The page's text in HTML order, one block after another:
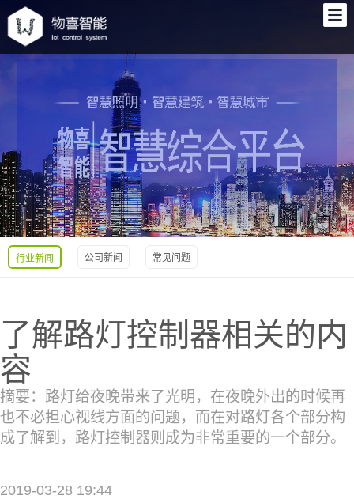
行业新闻 公司新闻 常见问题
了解路灯控制器相关的内
容
摘要：路灯给夜晚带来了光明，在夜晚外出的时候再
也不必担心视线方面的问题，而在对路灯各个部分构
成了解到，路灯控制器则成为非常重要的一个部分。
2019-03-28 19:44